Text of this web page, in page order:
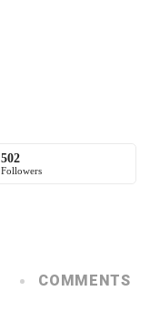
502
Followers
COMMENTS